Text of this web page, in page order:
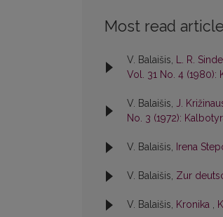
Most read
V. Balaišis, L. R.
Vol. 31 No. 4 (1980):
V. Balaišis, J.
No. 3 (1972):
V. Balaišis, Irena
V. Balaišis, Zur
V. Balaišis, Kronika ,